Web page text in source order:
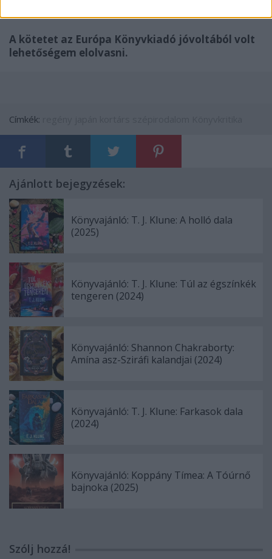
7/10
A kötetet az Európa Könyvkiadó jóvoltából volt
lehetőségem elolvasni.
Címkék:
Ajánlott bejegyzések:
Könyvajánló: T. J. Klune: A holló dala
(2025)
Könyvajánló: T. J. Klune: Túl az égszínkék
tengeren (2024)
Könyvajánló: Shannon Chakraborty:
Amína asz-Sziráfi kalandjai (2024)
Könyvajánló: T. J. Klune: Farkasok dala
(2024)
Könyvajánló: Koppány Tímea: A Tóúrnő
bajnoka (2025)
Szólj hozzá!